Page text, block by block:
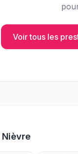
Voir tous les
Nièvre